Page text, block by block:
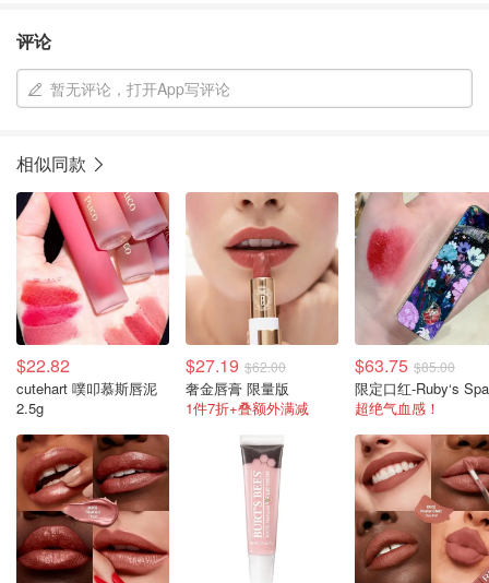
评论
暂无评论，打开App写评论
相似同款
$22.82
cutehart 噗叩慕斯唇泥
2.5g
$27.19 $62.00
奢金唇膏 限量版
1件7折+叠额外满减
$63.75 $85.00
限定口红-Ruby‘s
超绝气血感！